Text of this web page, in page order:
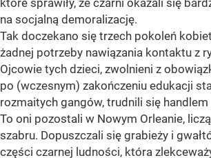
które sprawiły, że czarni okazali się
na socjalną demoralizację.
Tak doczekano się trzech pokoleń
żadnej potrzeby nawiązania kontaktu z
Ojcowie tych dzieci, zwolnieni z
po (wczesnym) zakończeniu edukacji
rozmaitych gangów, trudnili się
To oni pozostali w Nowym Orleanie,
szabru. Dopuszczali się grabieży i
części czarnej ludności, która